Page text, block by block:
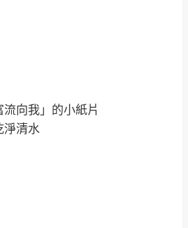
向我」的小紙片
淨清水